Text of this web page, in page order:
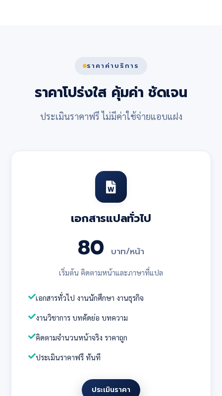
ราคาค่าบริการ
ราคาโปร่งใส คุ้มค่า ชัดเจน
ประเมินราคาฟรี ไม่มีค่าใช้จ่ายแอบแฝง
เอกสารแปลทั่วไป
80 บาท/หน้า
เริ่มต้น คิดตามหน้าและภาษาที่แปล
เอกสารทั่วไป งานนักศึกษา งานธุรกิจ
งานวิชาการ บทคัดย่อ บทความ
คิดตามจำนวนหน้าจริง ราคาถูก
ประเมินราคาฟรี ทันที
ประเมินราคา